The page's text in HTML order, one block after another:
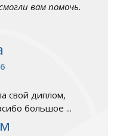
вам помочь.
свой диплом,
большое ...